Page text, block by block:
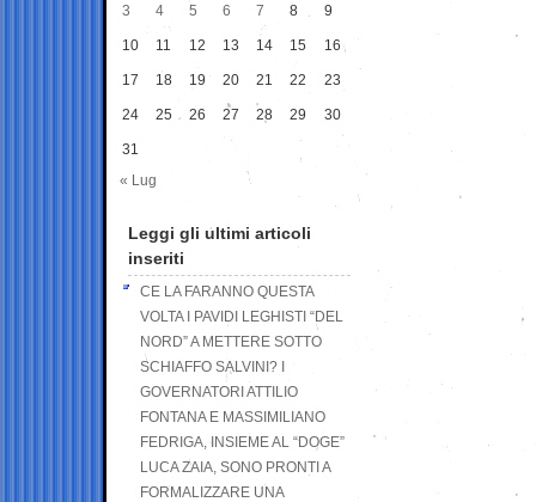
3 4 5 6 7 8 9
10 11 12 13 14 15 16
17 18 19 20 21 22 23
24 25 26 27 28 29 30
31
« Lug
Leggi gli ultimi articoli
inseriti
CE LA FARANNO QUESTA
VOLTA I PAVIDI LEGHISTI “DEL
NORD” A METTERE SOTTO
SCHIAFFO SALVINI? I
GOVERNATORI ATTILIO
FONTANA E MASSIMILIANO
FEDRIGA, INSIEME AL “DOGE”
LUCA ZAIA, SONO PRONTI A
FORMALIZZARE UNA